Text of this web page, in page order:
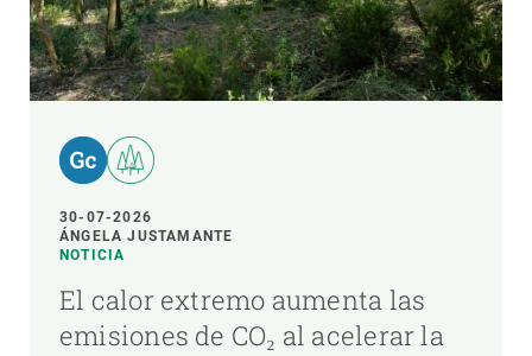
30-07-2026
ÁNGELA JUSTAMANTE
NOTICIA
El calor extremo aumenta las
emisiones de CO₂ al acelerar la